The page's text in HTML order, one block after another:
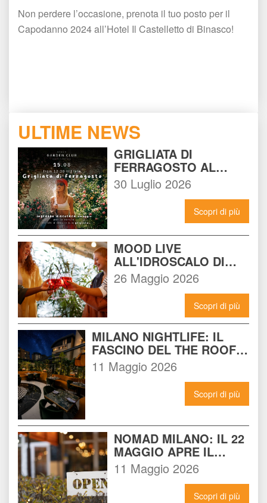
Non perdere l’occasione, prenota il tuo posto per il
Capodanno 2024 all’Hotel Il Castelletto di Binasco!
ULTIME NEWS
GRIGLIATA DI
FERRAGOSTO AL
BEACH GARDEN CLUB
MILANO: LA FESTA DA
NON PERDERE DEL 15
30 Luglio 2026
Scopri di più
MOOD LIVE
ALL'IDROSCALO DI
MILANO: IL LOCALE
CHE DEVI CONOSCERE
26 Maggio 2026
Scopri di più
MILANO NIGHTLIFE: IL
FASCINO DEL THE ROOF
14 INCONTRA L'ENERGIA
DEL NOMAD
11 Maggio 2026
Scopri di più
NOMAD MILANO: IL 22
MAGGIO APRE IL
LOCALE CHE
CAMBIERÀ I VENERDÌ
SERA A MILANO
11 Maggio 2026
Scopri di più